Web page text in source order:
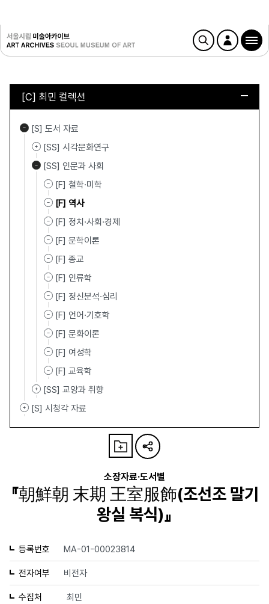
[C] 최민 컬렉션
[S] 도서 자료
[SS] 시각문화연구
[SS] 인문과 사회
[F] 철학·미학
[F] 역사
[F] 정치·사회·경제
[F] 문학이론
[F] 종교
[F] 인류학
[F] 정신분석·심리
[F] 언어·기호학
[F] 문화이론
[F] 여성학
[F] 교육학
[SS] 교양과 취향
[S] 시청각 자료
소장자료·도서별
『朝鮮朝 末期 王室服飾(조선조 말기
왕실 복식)』
등록번호 MA-01-00023814
전자여부 비전자
수집처 최민